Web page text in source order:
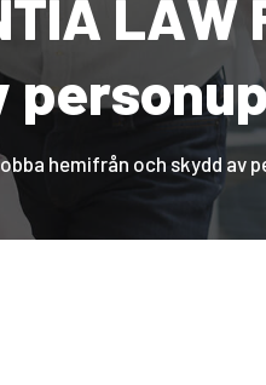
LAW
hemifrån och skydd av